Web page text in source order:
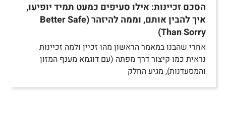
הסכם זכיינות: אילו סעיפים כמעט תמיד יופיעו,
איך להבין אותם, וממה להיזהר (Better Safe
Than Sorry)
אחרי שהבנו במאמר הראשון מהו זכיין ולמה זכיינות
נראית כמו קיצור דרך מפתה (עם דוגמא מענף המזון
והמסעדנות), מגיע החלק